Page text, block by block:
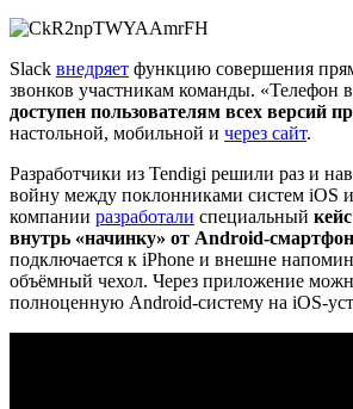
Slack внедряет функцию совершения
звонков участникам команды. «Телефон
доступен пользователям всех версий
настольной, мобильной и через сайт.
Разработчики из Tendigi решили раз и
войну между поклонниками систем iOS
компании разработали специальный
внутрь «начинку» от Android-
подключается к iPhone и внешне
объёмный чехол. Через приложение
полноценную Android-систему на iOS-